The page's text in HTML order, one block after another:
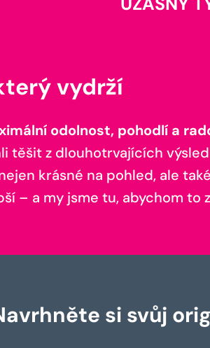
vydrží
odolnost, pohodlí a
těšit z dlouhotrvajících
krásné na pohled, ale
– a my jsme tu, abychom to
si svůj